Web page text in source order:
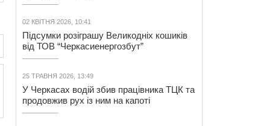
02 КВІТНЯ 2026, 10:41
Підсумки розіграшу Великодніх кошиків
від ТОВ “Черкасиенергозбут”
25 ТРАВНЯ 2026, 13:49
У Черкасах водій збив працівника ТЦК та
продовжив рух із ним на капоті